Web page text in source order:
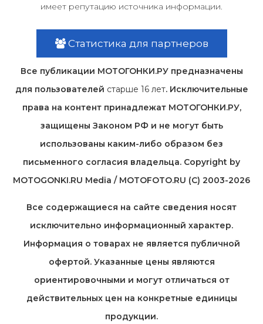
имеет репутацию источника информации.
Статистика для партнеров
Все публикации МОТОГОНКИ.РУ предназначены
для пользователей старше 16 лет. Исключительные
права на контент принадлежат МОТОГОНКИ.РУ,
защищены Законом РФ и не могут быть
использованы каким-либо образом без
письменного согласия владельца. Copyright by
MOTOGONKI.RU Media / MOTOFOTO.RU (C) 2003-2026
Все содержащиеся на cайте сведения носят
исключительно информационный характер.
Информация о товарах не является публичной
офертой. Указанные цены являются
ориентировочными и могут отличаться от
действительных цен на конкретные единицы
продукции.